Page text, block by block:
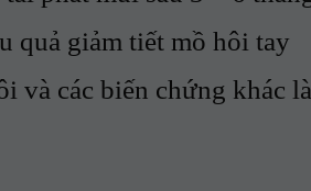
quả giảm tiết mồ hôi tay
và các biến chứng khác là